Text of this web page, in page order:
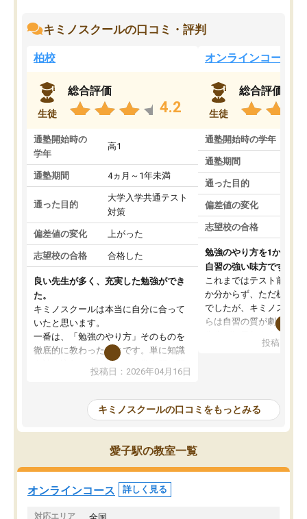
キミノスクールの口コミ・評判
柏校
生徒
総合評価
4.2
通塾開始時の
学年
高1
通塾期間 4ヵ月～1年未満
通った目的
大学入学共通テスト
対策
偏差値の変化 上がった
志望校の合格 合格した
良い先生が多く、充実した勉強ができ
た。
キミノスクールは本当に自分に合って
いたと思います。
一番は、「勉強のやり方」そのものを
徹底的に教わったことです。単に知識
を詰め込むのではなく、自学自習の習
慣が身につくよう並走してくれるの
はなくなりました。
講師の方との距離も近く、親身なコー
チングのおかげで、停滞期もモチベー
ションを維持できました。「やらされ
る勉強」から「目標のための勉強」へ
意識が変わったことが、目標校への合
投稿日：2026年04月16日
オンラインコース
生徒
総合評価
通塾開始時の学年
通塾期間
通った目的
偏差値の変化
志望校の合格
勉強のやり方を1から教
自習の強い味方です。
これまではテスト前に何
か分からず、ただ机に座
でしたが、キミノスクー
らは自習の質が劇的に変
を明確にしてくれるの
の仕方をコーチングして
ルなので、家での学習習
身につきました。結果と
た。自分から学ぶ姿勢を
投稿日：
キミノスクールの口コミをもっとみる
愛子駅の教室一覧
オンラインコース 詳しく見る
対応エリア